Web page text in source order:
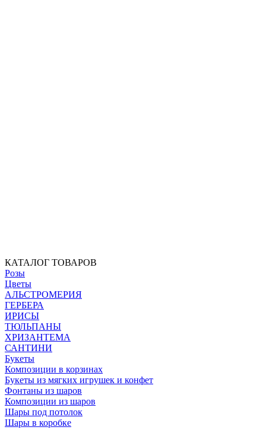
КАТАЛОГ ТОВАРОВ
Розы
Цветы
АЛЬСТРОМЕРИЯ
ГЕРБЕРА
ИРИСЫ
ТЮЛЬПАНЫ
ХРИЗАНТЕМА
САНТИНИ
Букеты
Композиции в корзинах
Букеты из мягких игрушек и конфет
Фонтаны из шаров
Композиции из шаров
Шары под потолок
Шары в коробке